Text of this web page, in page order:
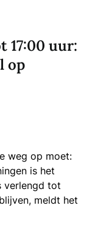
17:00 uur:
op
weg op moet:
is het
verlengd tot
meldt het